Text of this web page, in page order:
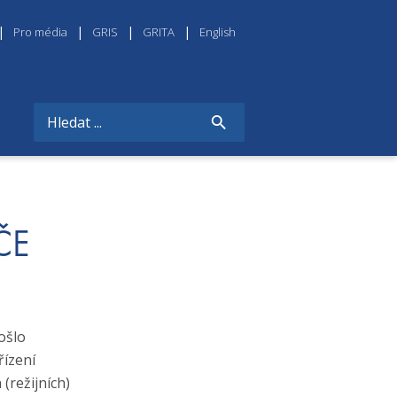
Pro média GRIS GRITA English
(režijních)